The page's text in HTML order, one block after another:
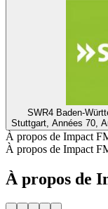
SWR4 Baden-
Stuttgart, Années 70,
À propos de Impact
À propos de Impact
À propos de